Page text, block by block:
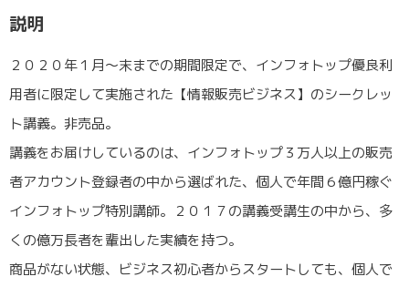
説明
２０２０年１月〜末までの期間限定で、インフォトップ優良利
用者に限定して実施された【情報販売ビジネス】のシークレッ
ト講義。非売品。
講義をお届けしているのは、インフォトップ３万人以上の販売
者アカウント登録者の中から選ばれた、個人で年間６億円稼ぐ
インフォトップ特別講師。２０１７の講義受講生の中から、多
くの億万長者を輩出した実績を持つ。
商品がない状態、ビジネス初心者からスタートしても、個人で